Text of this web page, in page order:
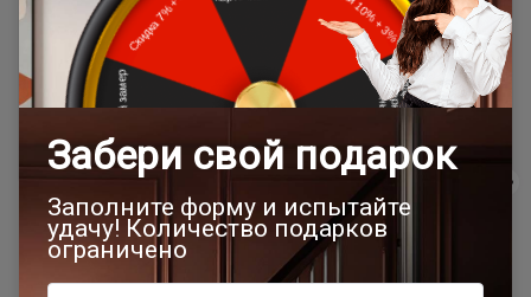
Стильные современные межкомнатные двери
600x2000 700x1900 700x2000
900x2000
800х1950
800x2000 1000x2100
800x2400
700x2200 Двери межкомнатные 1000х2000 мм
900x1900
1200x2000 Шампань 400x2000
Наши преимущества